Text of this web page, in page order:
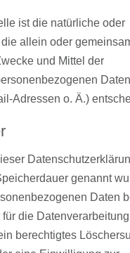
ist die natürliche oder
allein oder
und Mittel der
Daten
Adressen o. Ä.)
genannt
Daten
die Datenverarbeitung
berechtigtes